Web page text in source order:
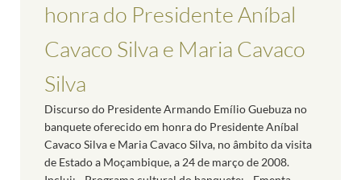
honra do Presidente Aníbal
Cavaco Silva e Maria Cavaco
Silva
Discurso do Presidente Armando Emílio Guebuza no
banquete oferecido em honra do Presidente Aníbal
Cavaco Silva e Maria Cavaco Silva, no âmbito da visita
de Estado a Moçambique, a 24 de março de 2008.